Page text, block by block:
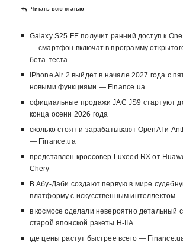
Читать всю статью
Galaxy S25 FE получит ранний доступ к
— смартфон включат в программу
бета-теста
iPhone Air 2 выйдет в начале 2027 года с
новыми функциями — Finance.ua
официальные продажи JAC JS9 стартуют
конца осени 2026 года
сколько стоят и зарабатывают OpenAI и
— Finance.ua
представлен кроссовер Luxeed RX от
Chery
В Абу-Даби создают первую в мире
платформу с искусственным интеллектом
в космосе сделали невероятно детальный
старой японской ракеты H-IIA
где цены растут быстрее всего —